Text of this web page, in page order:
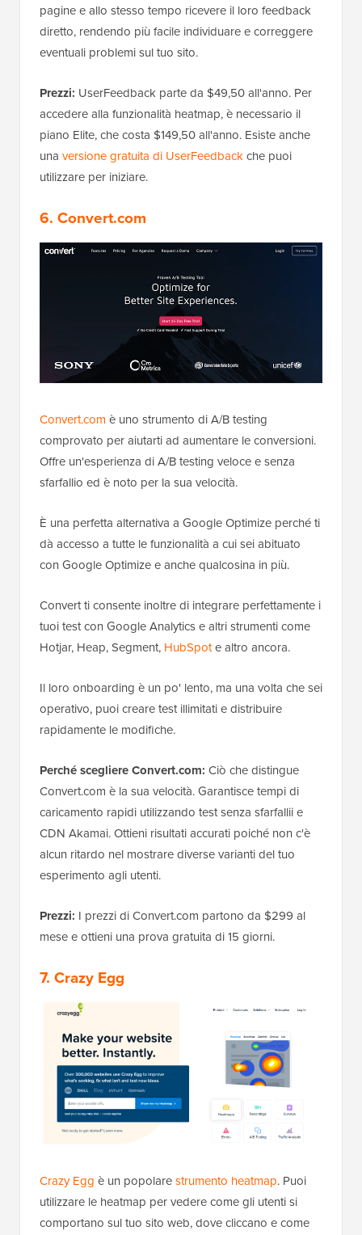
pagine e allo stesso tempo ricevere il loro feedback
diretto, rendendo più facile individuare e correggere
eventuali problemi sul tuo sito.
Prezzi: UserFeedback parte da $49,50 all'anno. Per
accedere alla funzionalità heatmap, è necessario il
piano Elite, che costa $149,50 all'anno. Esiste anche
una versione gratuita di UserFeedbackche puoi
utilizzare per iniziare.
6. Convert.com
Convert.com è uno strumento di A/B testing
comprovato per aiutarti ad aumentare le conversioni.
Offre un'esperienza di A/B testing veloce e senza
sfarfallio ed è noto per la sua velocità.
È una perfetta alternativa a Google Optimize perché ti
dà accesso a tutte le funzionalità a cui sei abituato
con Google Optimize e anche qualcosina in più.
Convert ti consente inoltre di integrare perfettamente i
tuoi test con Google Analytics e altri strumenti come
Hotjar, Heap, Segment, HubSpote altro ancora.
Il loro onboarding è un po' lento, ma una volta che sei
operativo, puoi creare test illimitati e distribuire
rapidamente le modifiche.
Perché scegliere Convert.com: Ciò che distingue
Convert.com è la sua velocità. Garantisce tempi di
caricamento rapidi utilizzando test senza sfarfallii e
CDN Akamai. Ottieni risultati accurati poiché non c'è
alcun ritardo nel mostrare diverse varianti del tuo
esperimento agli utenti.
Prezzi: I prezzi di Convert.com partono da $299 al
mese e ottieni una prova gratuita di 15 giorni.
7. Crazy Egg
Crazy Egg è un popolarestrumento heatmap. Puoi
utilizzare le heatmap per vedere come gli utenti si
comportano sul tuo sito web, dove cliccano e come